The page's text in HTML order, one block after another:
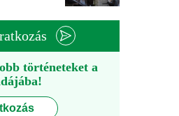
történeteket a